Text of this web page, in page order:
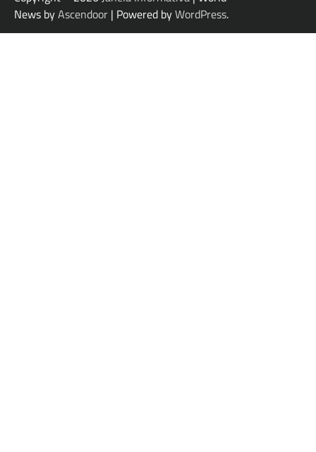
News byAscendoor | Powered byWordPress.